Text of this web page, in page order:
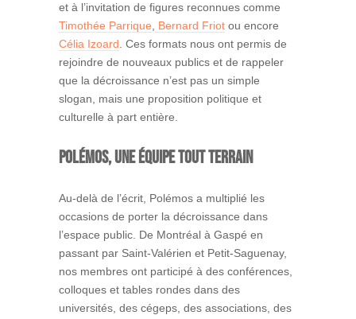
et à l’invitation de figures reconnues comme
Timothée Parrique
Bernard Friot ou encore
Célia Izoard . Ces formats nous ont permis de
rejoindre de nouveaux publics et de rappeler
que la décroissance n’est pas un simple
slogan, mais une proposition politique et
culturelle à part entière.
Polémos, une équipe tout terrain
Au-delà de l’écrit, Polémos a multiplié les
occasions de porter la décroissance dans
l’espace public. De Montréal à Gaspé en
passant par Saint-Valérien et Petit-Saguenay,
nos membres ont participé à des conférences,
colloques et tables rondes dans des
universités, des cégeps, des associations, des